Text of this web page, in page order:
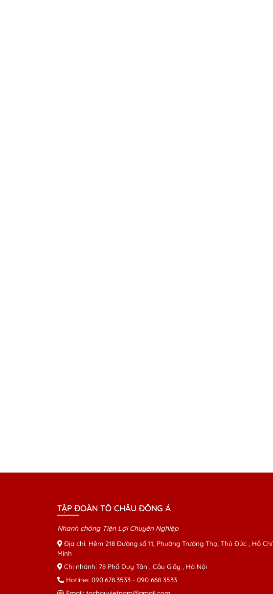
TẬP ĐOÀN TÔ CHÂU ĐÔNG Á
Nhanh chóng Tiện Lợi Chuyên Nghiệp
Địa chỉ: Hẻm 218 Đường số 11, Phường Trường Thọ, Thủ Đức , Hồ Chí
Minh
Chi nhánh: 78 Phố Duy Tân , Cầu Giấy , Hà Nội
Hotline: 090.678.3533 - 090 668 3533